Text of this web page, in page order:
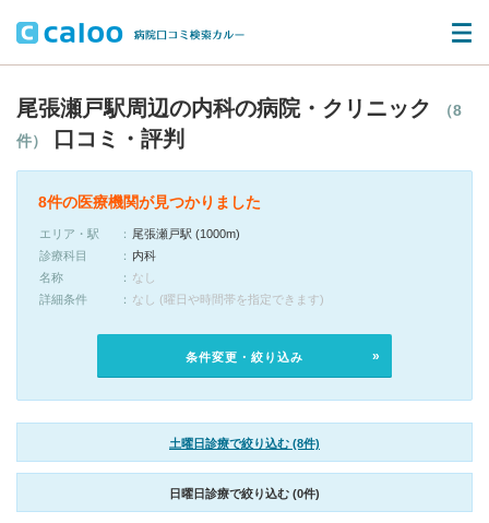
尾張瀬戸駅周辺の内科の病院・クリニック
（8
件）
口コミ・評判
8件の医療機関が見つかりました
エリア・駅
尾張瀬戸駅 (1000m)
診療科目
内科
名称
なし
詳細条件
なし (曜日や時間帯を指定できます)
条件変更・絞り込み
土曜日診療で絞り込む (8件)
日曜日診療で絞り込む (0件)